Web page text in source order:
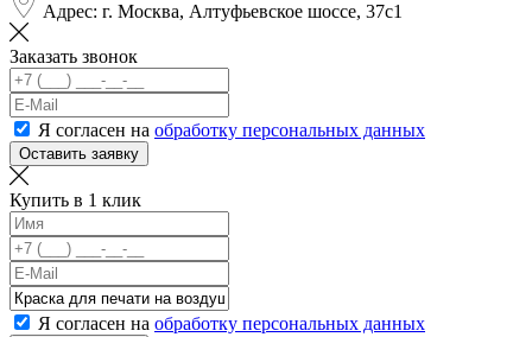
Адрес: г. Москва, Алтуфьевское шоссе, 37с1
Заказать звонок
Я согласен на обработку персональных данных
Оставить заявку
Купить в 1 клик
Я согласен на обработку персональных данных